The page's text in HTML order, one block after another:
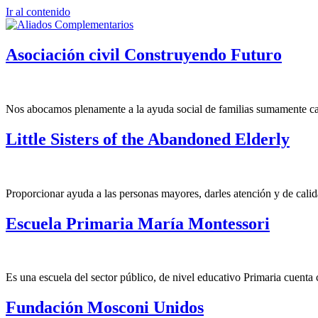
Ir al contenido
Asociación civil Construyendo Futuro
Nos abocamos plenamente a la ayuda social de familias sumamente
Little Sisters of the Abandoned Elderly
Proporcionar ayuda a las personas mayores, darles atención y de
Escuela Primaria María Montessori
Es una escuela del sector público, de nivel educativo Primaria
Fundación Mosconi Unidos